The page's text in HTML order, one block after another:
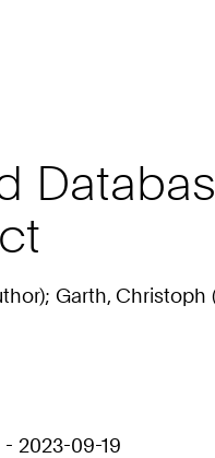
Garth,
2023-09-19